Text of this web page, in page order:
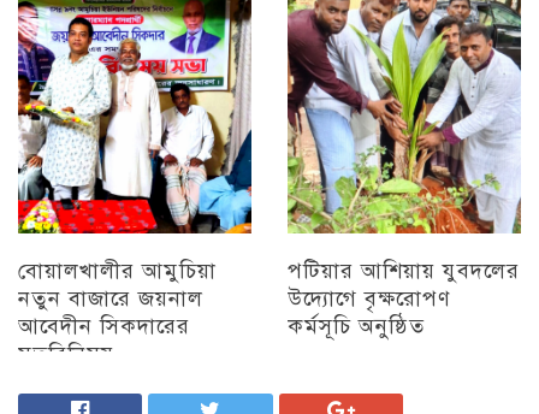
অন্যান্য
বোয়ালখালীর আমুচিয়া
নতুন বাজারে জয়নাল
আবেদীন সিকদারের
মতবিনিময়
চট্টগ্রাম
পটিয়ার আশিয়ায় যুবদলের
উদ্যোগে বৃক্ষরোপণ
কর্মসূচি অনুষ্ঠিত